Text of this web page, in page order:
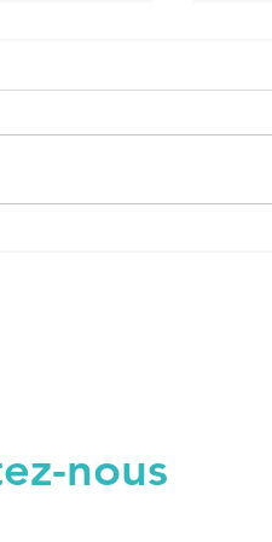
au domicile
est
nous